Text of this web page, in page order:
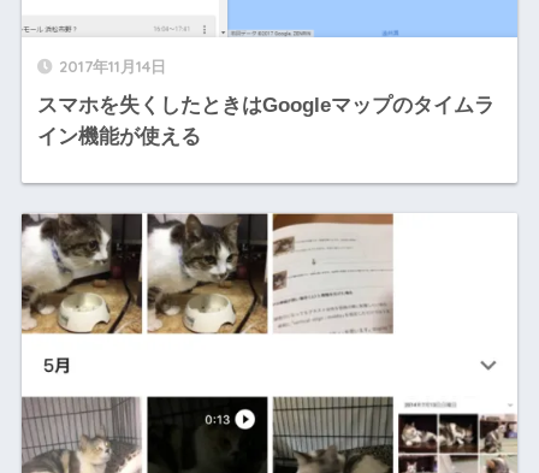
2017年11月14日
スマホを失くしたときはGoogleマップのタイムラ
イン機能が使える